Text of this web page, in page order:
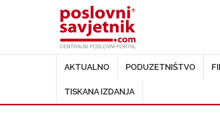
AKTUALNO PODUZETNIŠTVO
TISKANA IZDANJA